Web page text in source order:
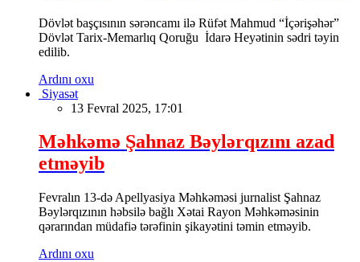
Dövlət başçısının sərəncamı ilə Rüfət Mahmud “İçərişəhər”
Dövlət Tarix-Memarlıq Qoruğu İdarə Heyətinin sədri təyin
edilib.
Ardını oxu
Siyasət
13 Fevral 2025, 17:01
Məhkəmə Şahnaz Bəylərqızını azad
etməyib
Fevralın 13-də Apellyasiya Məhkəməsi jurnalist Şahnaz
Bəylərqızının həbsilə bağlı Xətai Rayon Məhkəməsinin
qərarından müdafiə tərəfinin şikayətini təmin etməyib.
Ardını oxu